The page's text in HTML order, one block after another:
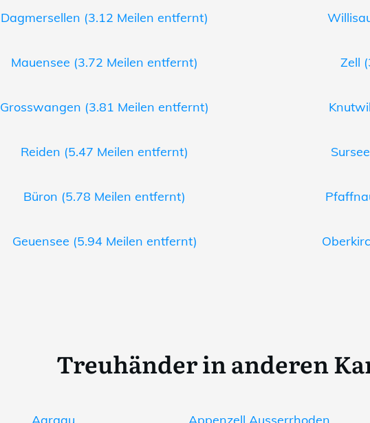
Dagmersellen (3.12 Meilen entfernt)
Mauensee (3.72 Meilen entfernt) Zell
Grosswangen (3.81 Meilen entfernt)
Reiden (5.47 Meilen entfernt)
Büron (5.78 Meilen entfernt)
Geuensee (5.94 Meilen entfernt)
Treuhänder in anderen